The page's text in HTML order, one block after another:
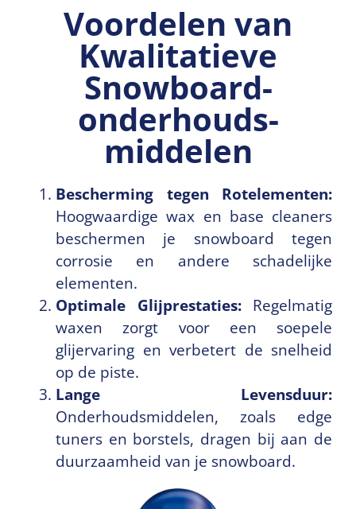
Voordelen van
Kwalitatieve
Snowboard­
onderhouds­
middelen
Bescherming tegen Rotelementen:
Hoogwaardige wax en base cleaners
beschermen je snowboard tegen
corrosie en andere schadelijke
elementen.
Optimale Glijprestaties:Regelmatig
waxen zorgt voor een soepele
glijervaring en verbetert de snelheid
op de piste.
Lange Levensduur:
Onderhoudsmiddelen, zoals edge
tuners en borstels, dragen bij aan de
duurzaamheid van je snowboard.